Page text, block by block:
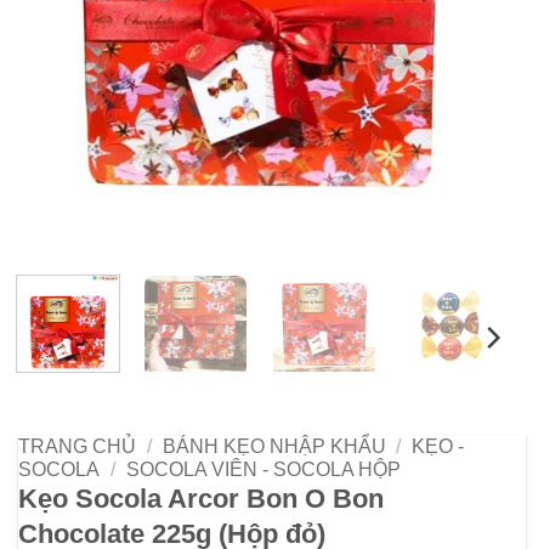
TRANG CHỦ / BÁNH KẸO NHẬP KHẨU /
KẸO -
SOCOLA / SOCOLA VIÊN - SOCOLA HỘP
Kẹo Socola Arcor Bon O Bon
Chocolate 225g (Hộp đỏ)